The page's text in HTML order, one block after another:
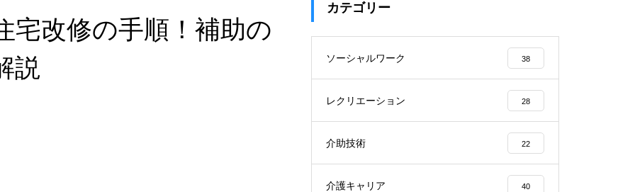
宅改修の手順！補助の
説
カテゴリー
ソーシャルワーク 38
レクリエーション 28
介助技術 22
介護キャリア 40